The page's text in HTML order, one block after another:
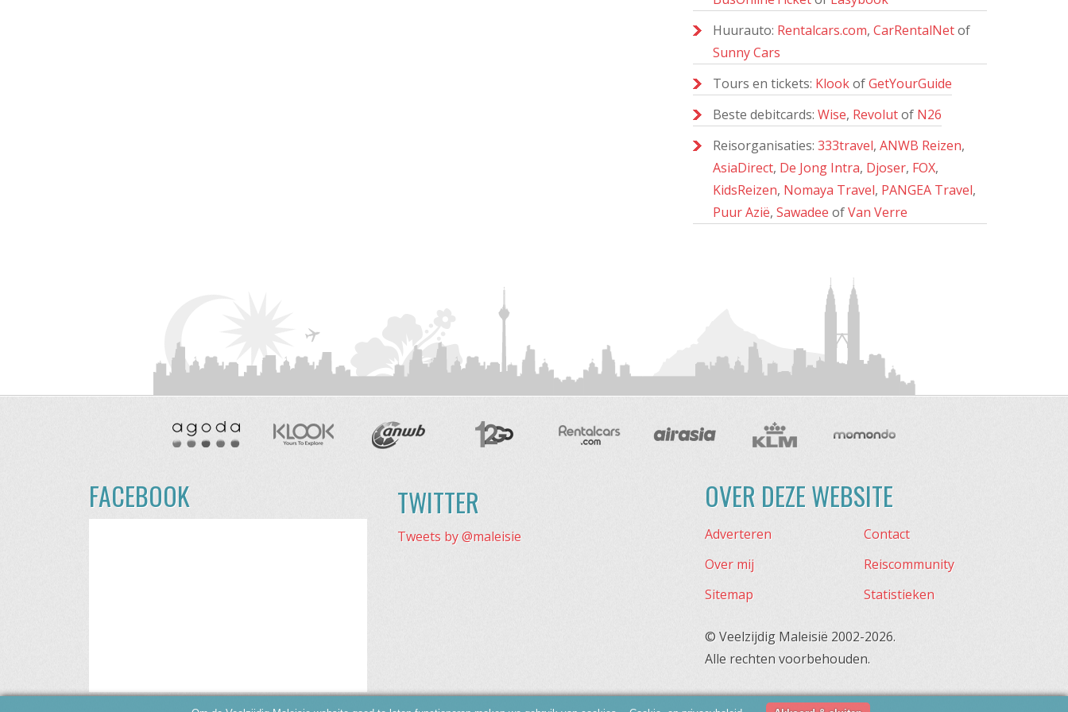
Huurauto: Rentalcars.com, CarRentalNetof
Sunny Cars
Tours en tickets: KlookofGetYourGuide
Beste debitcards: Wise, Revolutof N26
Reisorganisaties: 333travel, ANWB Reizen,
AsiaDirect, De Jong Intra, Djoser, FOX,
KidsReizen, Nomaya Travel, PANGEA Travel,
Puur Azië, Sawadee ofVan Verre
FACEBOOK TWITTER
Tweets by @maleisie
OVER DEZE WEBSITE
Adverteren
Contact
Over mij
Reiscommunity
Sitemap
Statistieken
© Veelzijdig Maleisië 2002-2026.
Alle rechten voorbehouden.